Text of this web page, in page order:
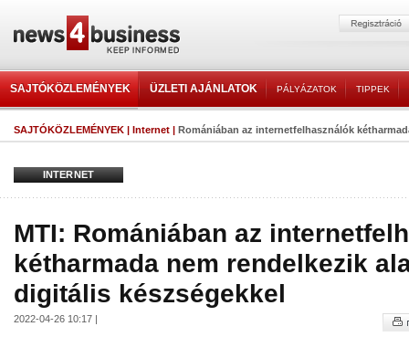
SAJTÓKÖZLEMÉNYEK ÜZLETI AJÁNLATOK PÁLYÁZATOK TIPPEK
SAJTÓKÖZLEMÉNYEK | Internet | Romániában az internetfelhasználók
INTERNET
MTI: Romániában az
kétharmada nem rendelkezik
digitális készségekkel
2022-04-26 10:17 |